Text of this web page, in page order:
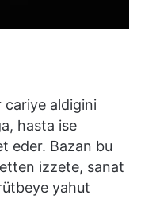
cariye aldigini
hasta ise
eder. Bazan bu
izzete, sanat
yahut